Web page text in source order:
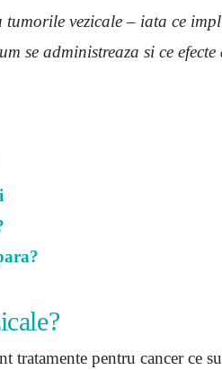
vezicale – iata ce
se administreaza si ce
tratamente pentru cancer ce